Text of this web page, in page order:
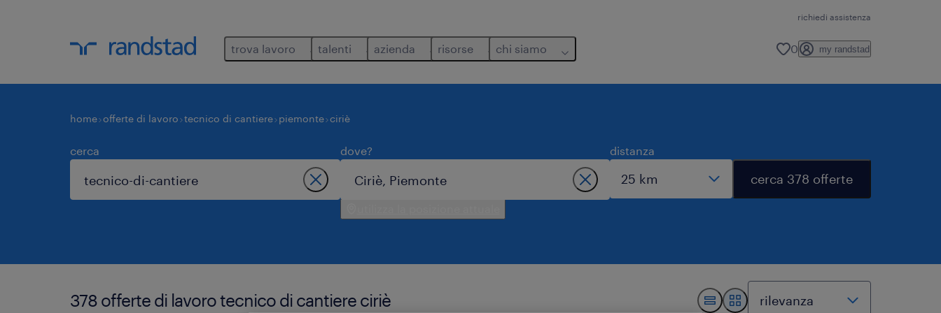
richiedi assistenza
trova lavoro talenti azienda risorse chi siamo 0 my randstad
home offerte di lavoro tecnico di cantiere piemonte ciriè
cerca dove? distanza
cerca 378 offerte
378 offerte di lavoro tecnico di cantiere ciriè